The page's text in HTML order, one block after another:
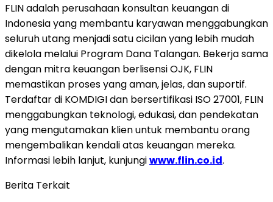
FLIN adalah perusahaan konsultan keuangan di
Indonesia yang membantu karyawan menggabungkan
seluruh utang menjadi satu cicilan yang lebih mudah
dikelola melalui Program Dana Talangan. Bekerja sama
dengan mitra keuangan berlisensi OJK, FLIN
memastikan proses yang aman, jelas, dan suportif.
Terdaftar di KOMDIGI dan bersertifikasi ISO 27001, FLIN
menggabungkan teknologi, edukasi, dan pendekatan
yang mengutamakan klien untuk membantu orang
mengembalikan kendali atas keuangan mereka.
Informasi lebih lanjut, kunjungiwww.flin.co.id.
Berita Terkait